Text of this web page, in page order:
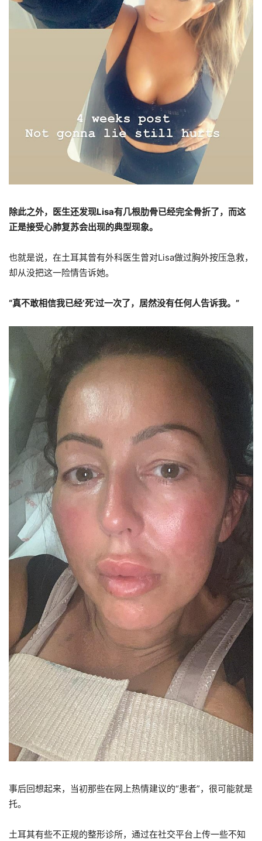
除此之外，医生还发现Lisa有几根肋骨已经完全骨折了，而这
正是接受心肺复苏会出现的典型现象。
也就是说，在土耳其曾有外科医生曾对Lisa做过胸外按压急救，
却从没把这一险情告诉她。
“真不敢相信我已经‘死’过一次了，居然没有任何人告诉我。”
事后回想起来，当初那些在网上热情建议的“患者”，很可能就是
托。
土耳其有些不正规的整形诊所，通过在社交平台上传一些不知